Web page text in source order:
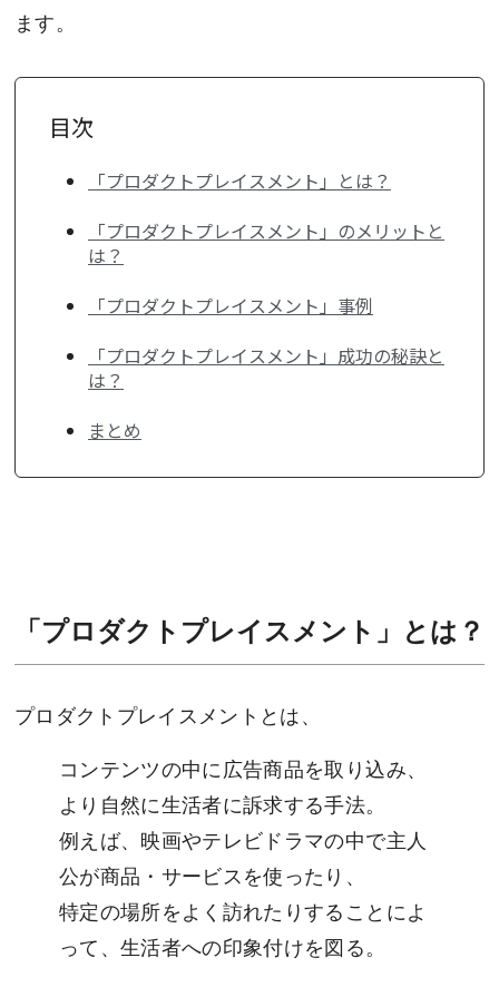
ます。
目次
「プロダクトプレイスメント」とは？
「プロダクトプレイスメント」のメリットと
は？
「プロダクトプレイスメント」事例
「プロダクトプレイスメント」成功の秘訣と
は？
まとめ
「プロダクトプレイスメント」とは？
プロダクトプレイスメントとは、
コンテンツの中に広告商品を取り込み、
より自然に生活者に訴求する手法。
例えば、映画やテレビドラマの中で主人
公が商品・サービスを使ったり、
特定の場所をよく訪れたりすることによ
って、生活者への印象付けを図る。